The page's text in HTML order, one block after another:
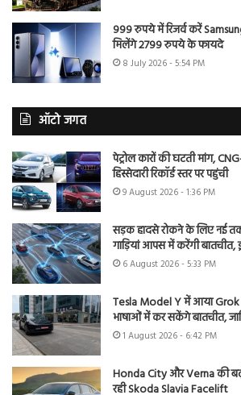
999 रुपये में रिजर्व करें
मिलेंगे 2799 रुपये के फायदे
8 July 2026 - 5:54 PM
ऑटो जगत
पेट्रोल कारों की घटती मांग,
हिस्सेदारी रिकॉर्ड स्तर पर पहुंची
9 August 2026 - 1:36 PM
सड़क हादसे रोकने के लिए नई
गाड़ियां आपस में करेंगी बातचीत,
6 August 2026 - 5:33 PM
Tesla Model Y में आया Grok
भाषाओं में कर सकेंगे बातचीत,
1 August 2026 - 6:42 PM
Honda City और Verna की
रही Skoda Slavia Facelift